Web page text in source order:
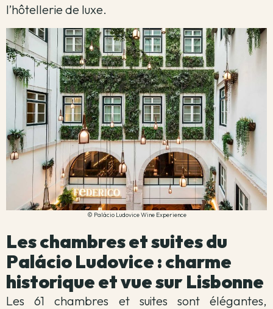
l’hôtellerie de luxe.
© Palácio Ludovice Wine Experience
Les chambres et suites du
Palácio Ludovice : charme
historique et vue sur Lisbonne
Les 61 chambres et suites sont élégantes,